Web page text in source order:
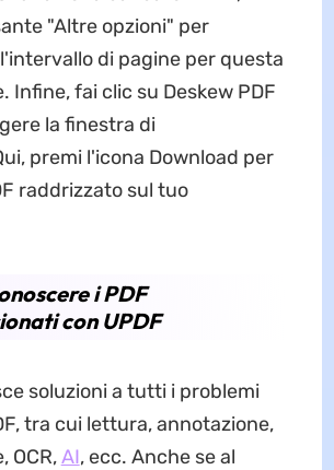
"Altre opzioni" per
di pagine per questa
Infine, fai clic su Deskew PDF
la finestra di
premi l'icona Download per
raddrizzato sul tuo
i PDF
con UPDF
soluzioni a tutti i problemi
tra cui lettura, annotazione,
OCR,AI, ecc. Anche se al